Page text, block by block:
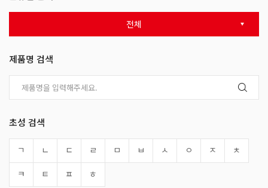
전체
제품명 검색
초성 검색
ㄱ ㄴ ㄷ ㄹ ㅁ ㅂ ㅅ ㅇ ㅈ
ㅊ
ㅋ
ㅌ ㅍ ㅎ